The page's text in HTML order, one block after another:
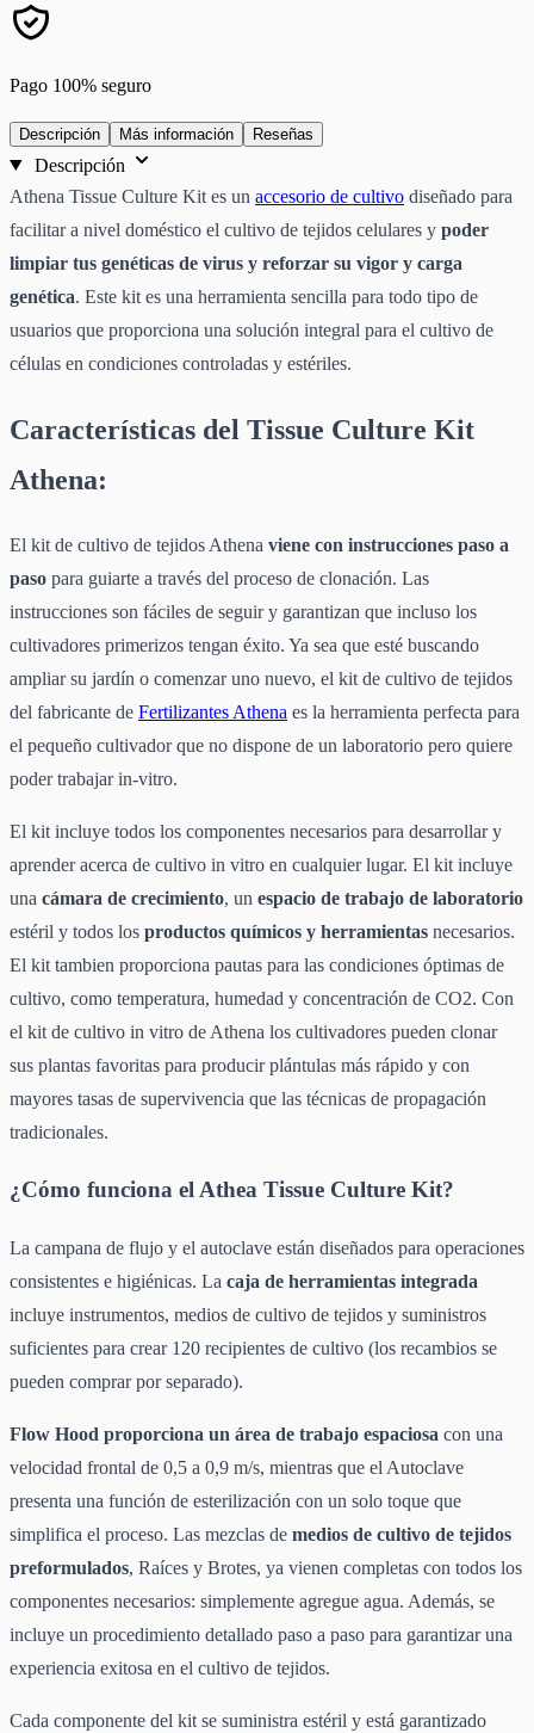
Pago 100% seguro
Descripción Más información Reseñas
Descripción
Athena Tissue Culture Kit es un accesorio de cultivo diseñado para
facilitar a nivel doméstico el cultivo de tejidos celulares y poder
limpiar tus genéticas de virus y reforzar su vigor y carga
genética. Este kit es una herramienta sencilla para todo tipo de
usuarios que proporciona una solución integral para el cultivo de
células en condiciones controladas y estériles.
Características del Tissue Culture Kit
Athena:
El kit de cultivo de tejidos Athena viene con instrucciones paso a
paso para guiarte a través del proceso de clonación. Las
instrucciones son fáciles de seguir y garantizan que incluso los
cultivadores primerizos tengan éxito. Ya sea que esté buscando
ampliar su jardín o comenzar uno nuevo, el kit de cultivo de tejidos
del fabricante de Fertilizantes Athena es la herramienta perfecta para
el pequeño cultivador que no dispone de un laboratorio pero quiere
poder trabajar in-vitro.
El kit incluye todos los componentes necesarios para desarrollar y
aprender acerca de cultivo in vitro en cualquier lugar. El kit incluye
una cámara de crecimiento, un espacio de trabajo de laboratorio
estéril y todos los productos químicos y herramientas necesarios.
El kit tambien proporciona pautas para las condiciones óptimas de
cultivo, como temperatura, humedad y concentración de CO2. Con
el kit de cultivo in vitro de Athena los cultivadores pueden clonar
sus plantas favoritas para producir plántulas más rápido y con
mayores tasas de supervivencia que las técnicas de propagación
tradicionales.
¿Cómo funciona el Athea Tissue Culture Kit?
La campana de flujo y el autoclave están diseñados para operaciones
consistentes e higiénicas. La caja de herramientas integrada
incluye instrumentos, medios de cultivo de tejidos y suministros
suficientes para crear 120 recipientes de cultivo (los recambios se
pueden comprar por separado).
Flow Hood proporciona un área de trabajo espaciosa con una
velocidad frontal de 0,5 a 0,9 m/s, mientras que el Autoclave
presenta una función de esterilización con un solo toque que
simplifica el proceso. Las mezclas de medios de cultivo de tejidos
preformulados, Raíces y Brotes, ya vienen completas con todos los
componentes necesarios: simplemente agregue agua. Además, se
incluye un procedimiento detallado paso a paso para garantizar una
experiencia exitosa en el cultivo de tejidos.
Cada componente del kit se suministra estéril y está garantizado